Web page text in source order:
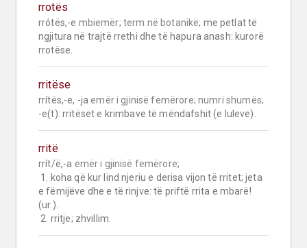
rrotës
rrótës,-e mbiemër; term në botanikë; me petlat të
ngjitura në trajtë rrethi dhe të hapura anash: kurorë
rrotëse.
rritëse
rrítës,-e, -ja emër i gjinisë femërore; numri shumës;
-e(t): rritëset e krimbave të mëndafshit (e luleve).
rritë
rrít/ë,-a emër i gjinisë femërore;
e fëmijëve dhe e të rinjve: të priftë rrita e mbarë!
(ur.).
2. rritje; zhvillim.